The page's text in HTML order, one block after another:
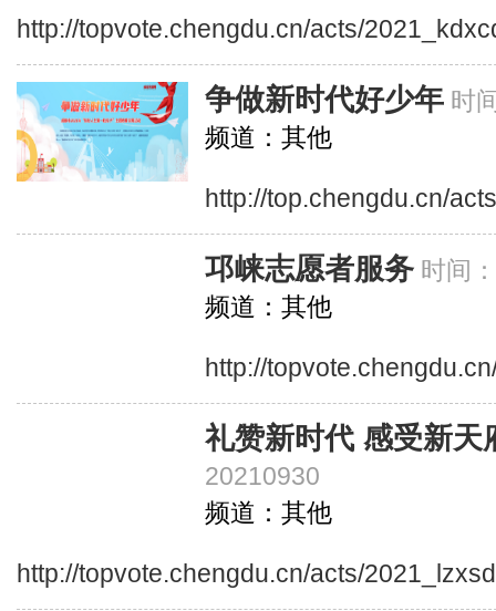
http://topvote.chengdu.cn/acts/
争做新时代好少年 时
频道：其他
http://top.chengdu.cn/
邛崃志愿者服务 时间
频道：其他
http://
礼赞新时代 感受新天
20210930
频道：其他
http://topvote.chengdu.cn/acts/